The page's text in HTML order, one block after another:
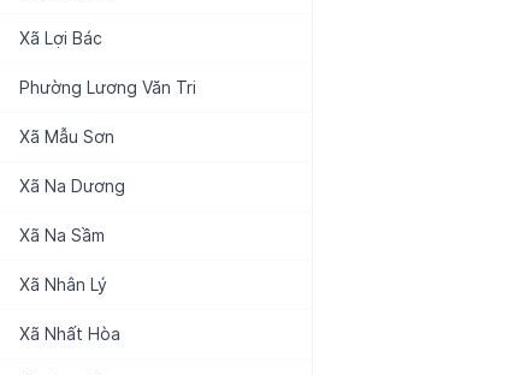
Xã Lợi Bác
Phường Lương Văn Tri
Xã Mẫu Sơn
Xã Na Dương
Xã Na Sầm
Xã Nhân Lý
Xã Nhất Hòa